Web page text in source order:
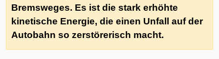
Bremsweges. Es ist die stark erhöhte
kinetische Energie, die einen Unfall auf der
Autobahn so zerstörerisch macht.